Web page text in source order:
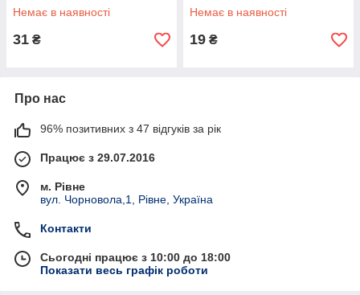
Немає в наявності
31 ₴
Немає в наявності
19 ₴
Про нас
96% позитивних з 47 відгуків за рік
Працює з 29.07.2016
м. Рівне
вул. Чорновола,1, Рівне, Україна
Контакти
Сьогодні працює з 10:00 до 18:00
Показати весь графік роботи